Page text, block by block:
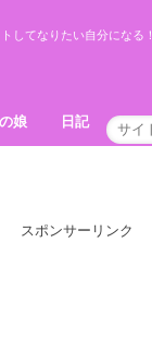
してなりたい自分になる！
娘 日記
スポンサーリンク